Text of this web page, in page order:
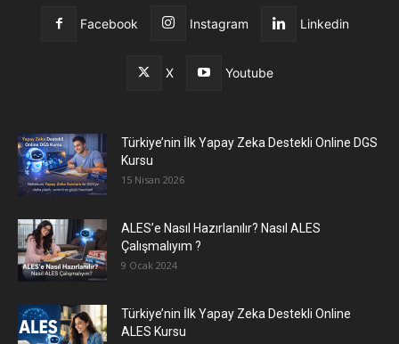
Facebook Instagram Linkedin
X Youtube
Türkiye’nin İlk Yapay Zeka Destekli Online DGS
Kursu
15 Nisan 2026
ALES’e Nasıl Hazırlanılır? Nasıl ALES
Çalışmalıyım ?
9 Ocak 2024
Türkiye’nin İlk Yapay Zeka Destekli Online
ALES Kursu